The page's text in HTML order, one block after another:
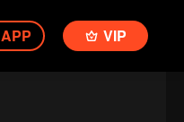
APP VIP